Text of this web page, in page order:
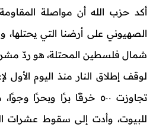
أكد حزب الله أن مواصلة
الصهيوني على أرضنا التي
شمال فلسطين المحتلة، هو ردّ
لوقف إطلاق النار منذ اليوم الأول
تجاوزت ٥٠٠ خرقًا برًا
للبيوت، وأدت إلى سقوط عشرات